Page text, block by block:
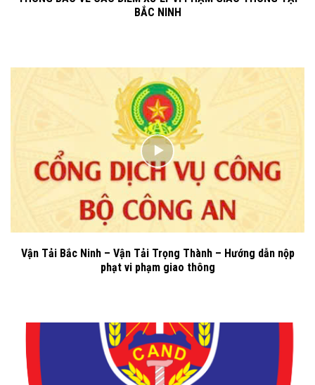
BẮC NINH
Vận Tải Bắc Ninh – Vận Tải Trọng Thành – Hướng dẫn nộp
phạt vi phạm giao thông